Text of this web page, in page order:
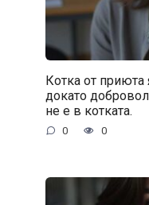
Котка от
докато
не е в котката.
0 0